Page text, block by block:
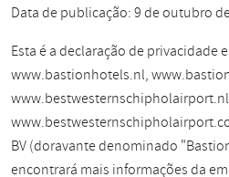
Data de publicação: 9 de outubro
Esta é a declaração de privacidade
www.bastionhotels.nl,
BV (doravante denominado
encontrará mais informações da